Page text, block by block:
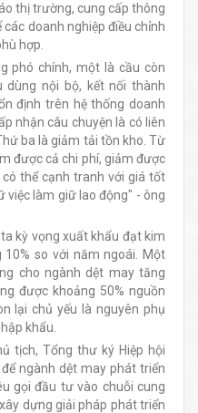
thị trường, cung cấp thông
doanh nghiệp điều chỉnh
hợp.
phó chính, một là cầu còn
nội bộ, kết nối thành
định trên hệ thống doanh
nhận câu chuyện là có liên
ba là giảm tải tồn kho. Từ
được cả chi phí, giảm được
thể cạnh tranh với giá tốt
việc làm giữ lao động" - ông
kỳ vọng xuất khẩu đạt kim
10% so với năm ngoái. Một
cho ngành dệt may tăng
được khoảng 50% nguồn
lại chủ yếu là nguyên phụ
khẩu.
tịch, Tổng thư ký Hiệp hội
ngành dệt may phát triển
gọi đầu tư vào chuỗi cung
dựng giải pháp phát triển